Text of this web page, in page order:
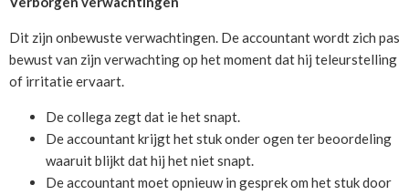
Dit zijn onbewuste verwachtingen. De accountant wordt zich pas
bewust van zijn verwachting op het moment dat hij teleurstelling
of irritatie ervaart.
De collega zegt dat ie het snapt.
De accountant krijgt het stuk onder ogen ter beoordeling
waaruit blijkt dat hij het niet snapt.
De accountant moet opnieuw in gesprek om het stuk door